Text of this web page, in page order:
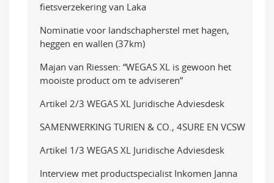
fietsverzekering van Laka
Nominatie voor landschapherstel met hagen,
heggen en wallen (37km)
Majan van Riessen: “WEGAS XL is gewoon het
mooiste product om te adviseren”
Artikel 2/3 WEGAS XL Juridische Adviesdesk
SAMENWERKING TURIEN & CO., 4SURE EN VCSW
Artikel 1/3 WEGAS XL Juridische Adviesdesk
Interview met productspecialist Inkomen Janna